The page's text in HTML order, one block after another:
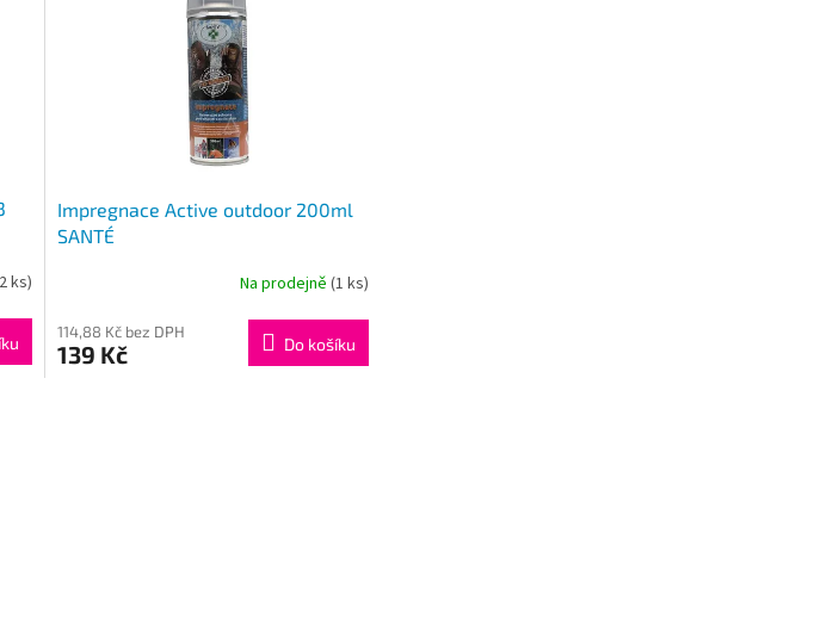
ks)
Impregnace Active outdoor 200ml
SANTÉ
Na prodejně (1 ks)
114,88 Kč bez DPH
139 Kč Do košíku